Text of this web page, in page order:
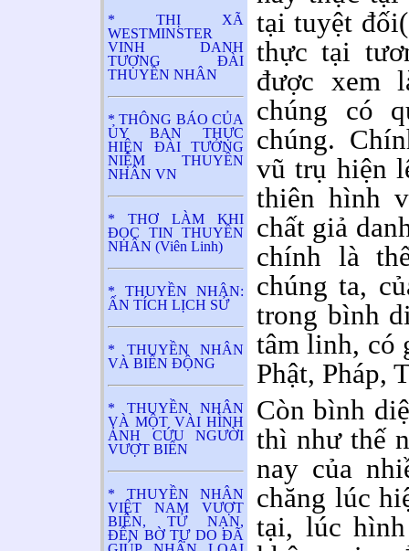
* THỊ XÃ
WESTMINSTER
VINH DANH
TƯỢNG ĐÀI
THUYỀN NHÂN
* THÔNG BÁO CỦA
ỦY BAN THỰC
HIỆN ĐÀI TƯỞNG
NIỆM THUYỀN
NHÂN VN
* THƠ LÀM KHI
ĐỌC TIN THUYỀN
NHÂN (Viên Linh)
* THUYỀN NHÂN:
ẤN TÍCH LỊCH SỬ
* THUYỀN NHÂN
VÀ BIỂN ĐỘNG
* THUYỀN NHÂN
VÀ MỘT VÀI HÌNH
ẢNH CỨU NGƯỜI
VƯỢT BIỂN
* THUYỀN NHÂN
VIỆT NAM VƯỢT
BIÊN, TỬ NẠN,
ĐẾN BỜ TỰ DO ĐÃ
tại tuyệt
thực tại
được xem
chúng có
chúng.
vũ trụ hiện
thiên hình
chất giả
chính là
chúng ta,
trong bình
tâm linh, có
Phật, Pháp,
Còn bình
thì như thế
nay của
chăng lúc
tại, lúc